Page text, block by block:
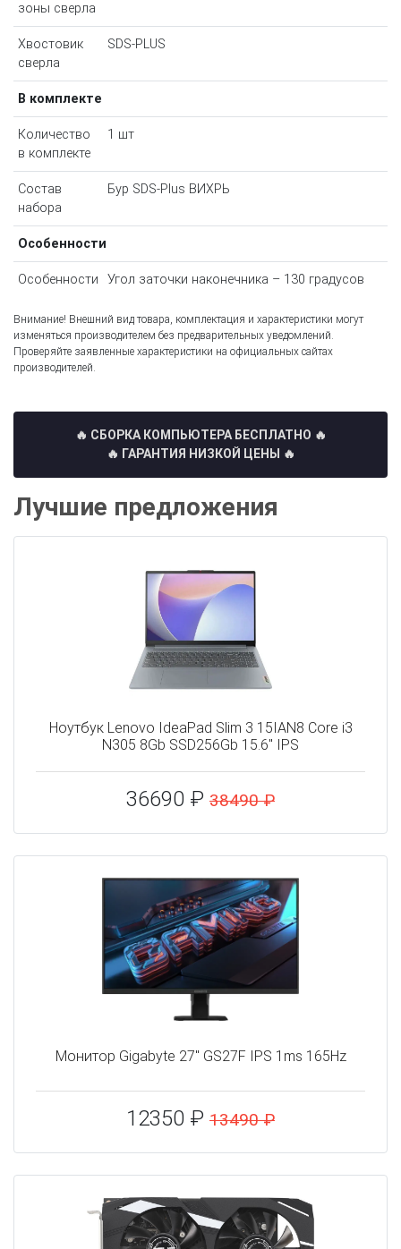
зоны сверла
Хвостовик
сверла
SDS-PLUS
В комплекте
Количество
в комплекте
1 шт
Состав
набора
Бур SDS-Plus ВИХРЬ
Особенности
Особенности Угол заточки наконечника – 130 градусов
Внимание! Внешний вид товара, комплектация и характеристики могут
изменяться производителем без предварительных уведомлений.
Проверяйте заявленные характеристики на официальных сайтах
производителей.
🔥 СБОРКА КОМПЬЮТЕРА БЕСПЛАТНО 🔥
🔥 ГАРАНТИЯ НИЗКОЙ ЦЕНЫ 🔥
Лучшие предложения
Ноутбук Lenovo IdeaPad Slim 3 15IAN8 Core i3
N305 8Gb SSD256Gb 15.6" IPS
36690 ₽ 38490 ₽
Монитор Gigabyte 27" GS27F IPS 1ms 165Hz
12350 ₽ 13490 ₽